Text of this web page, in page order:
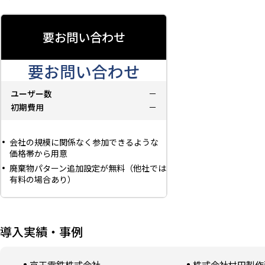
要お問い合わせ
要お問い合わせ
ユーザー数
－
初期費用
－
会社の規模に関係なく参加できるような
価格帯から用意
廃棄物パターン追加設定が無料（他社では
有料の場合あり）
導入から運用まで業界経験豊富なスタッ
導入実績・事例